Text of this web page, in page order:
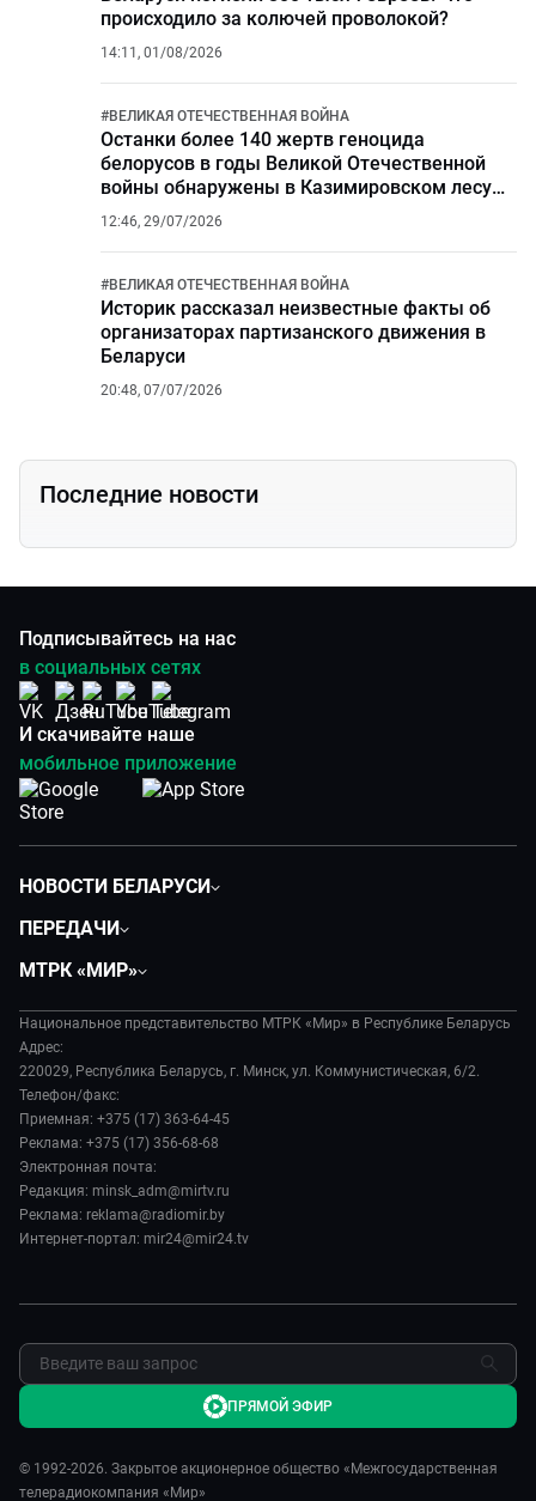
происходило за колючей проволокой?
14:11, 01/08/2026
#ВЕЛИКАЯ ОТЕЧЕСТВЕННАЯ ВОЙНА
Останки более 140 жертв геноцида
белорусов в годы Великой Отечественной
войны обнаружены в Казимировском лесу
Могилева
12:46, 29/07/2026
#ВЕЛИКАЯ ОТЕЧЕСТВЕННАЯ ВОЙНА
Историк рассказал неизвестные факты об
организаторах партизанского движения в
Беларуси
20:48, 07/07/2026
Последние новости
Подписывайтесь на нас
в социальных сетях
И скачивайте наше
мобильное приложение
НОВОСТИ БЕЛАРУСИ
Экономика
Происшествия
Наука и технологии
Здоровье и медицина
Авто
Культура
Спорт
ПЕРЕДАЧИ
Все как у людей
Вместе выгодно
Евразия. Культурно
Евразия. Регионы
Наши иностранцы
Пять причин поехать в...
Сделано в Содружестве
МТРК «МИР»
История
Руководство
Лица мира
Новости
Пресса о нас
Карьера
Реклама
Национальное представительство МТРК «Мир» в Республике Беларусь
Адрес:
220029, Республика Беларусь, г. Минск, ул. Коммунистическая, 6/2.
Телефон/факс:
Приемная: +375 (17) 363-64-45
Реклама: +375 (17) 356-68-68
Электронная почта:
Редакция: minsk_adm@mirtv.ru
Реклама: reklama@radiomir.by
Интернет-портал: mir24@mir24.tv
© 1992-2026. Закрытое акционерное общество «Межгосударственная
телерадиокомпания «Мир»
ПРЯМОЙ ЭФИР